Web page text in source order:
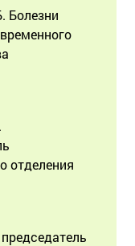
Болезни
отделения